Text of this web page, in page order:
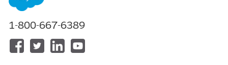
Hvis du vil tildele
1-800-667-6389